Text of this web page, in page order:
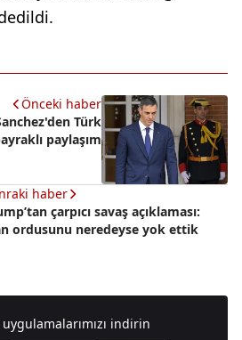
Önceki haber
Türk
paylaşım
haber
çarpıcı savaş açıklaması:
ordusunu neredeyse yok ettik
indirin